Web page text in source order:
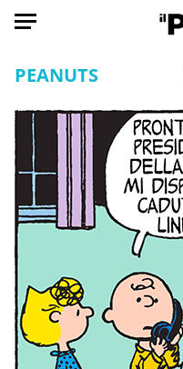
HOME
Italia
Mondo
Politica
Tecnologia
Scienza
Cultura
Economia
Sport
PEANUTS